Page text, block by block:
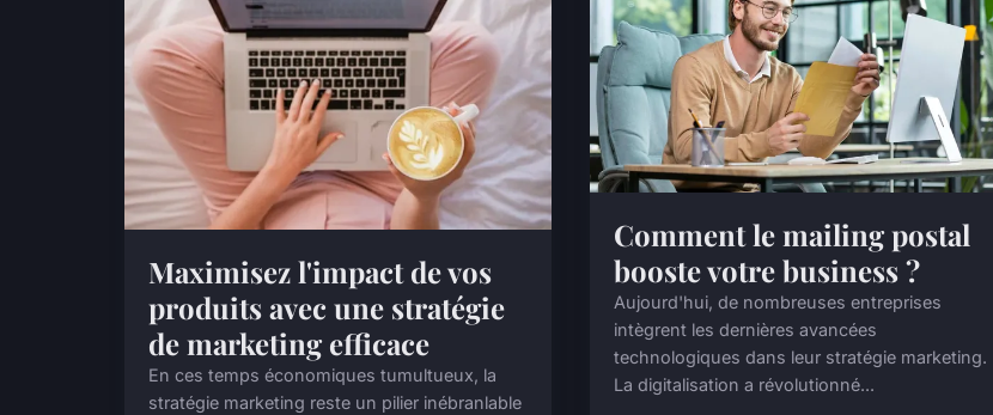
Maximisez l'impact de vos
produits avec une stratégie
de marketing efficace
En ces temps économiques tumultueux, la
stratégie marketing reste un pilier inébranlable
Comment le mailing postal
booste votre business ?
Aujourd'hui, de nombreuses entreprises
intègrent les dernières avancées
technologiques dans leur stratégie marketing.
La digitalisation a révolutionné...